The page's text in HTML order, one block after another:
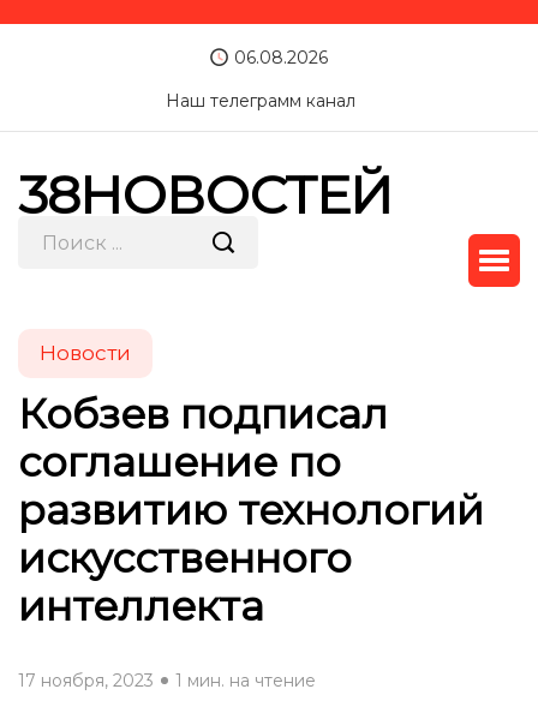
06.08.2026
Наш телеграмм канал
38НОВОСТЕЙ
Новости
Кобзев подписал
соглашение по
развитию технологий
искусственного
интеллекта
17 ноября, 2023 1 мин. на чтение